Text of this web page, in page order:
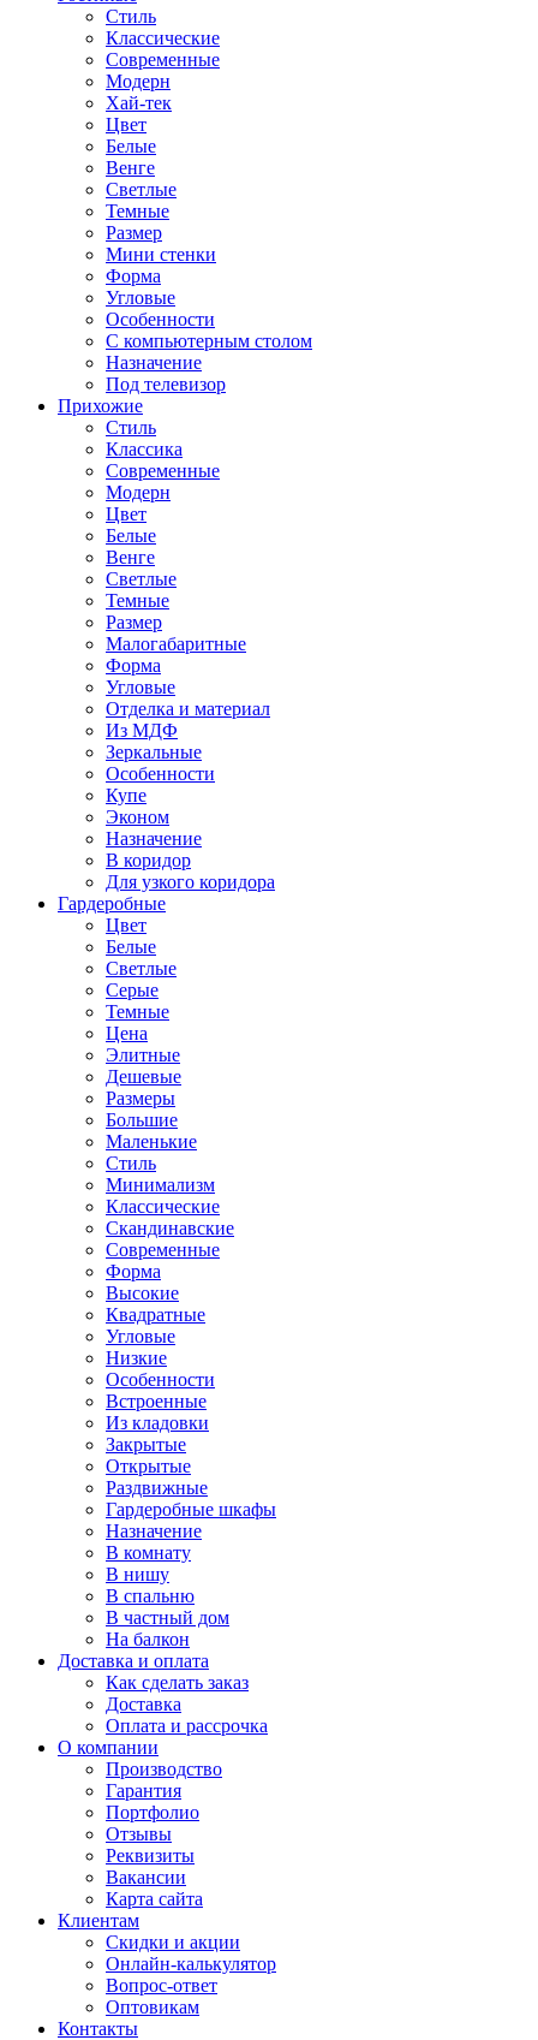
Стиль
Классические
Современные
Модерн
Хай-тек
Цвет
Белые
Венге
Светлые
Темные
Размер
Мини стенки
Форма
Угловые
Особенности
С компьютерным столом
Назначение
Под телевизор
Прихожие
Стиль
Классика
Современные
Модерн
Цвет
Белые
Венге
Светлые
Темные
Размер
Малогабаритные
Форма
Угловые
Отделка и материал
Из МДФ
Зеркальные
Особенности
Купе
Эконом
Назначение
В коридор
Для узкого коридора
Гардеробные
Цвет
Белые
Светлые
Серые
Темные
Цена
Элитные
Дешевые
Размеры
Большие
Маленькие
Стиль
Минимализм
Классические
Скандинавские
Современные
Форма
Высокие
Квадратные
Угловые
Низкие
Особенности
Встроенные
Из кладовки
Закрытые
Открытые
Раздвижные
Гардеробные шкафы
Назначение
В комнату
В нишу
В спальню
В частный дом
На балкон
Доставка и оплата
Как сделать заказ
Доставка
Оплата и рассрочка
О компании
Производство
Гарантия
Портфолио
Отзывы
Реквизиты
Вакансии
Карта сайта
Клиентам
Скидки и акции
Онлайн-калькулятор
Вопрос-ответ
Оптовикам
Контакты